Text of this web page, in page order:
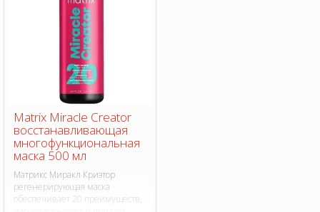
Matrix Miracle Creator
восстанавливающая
многофункциональная
маска 500 мл
Матрикс Миракл Криэтор
регенерирующая маска
обеспечивает 20 преимуществ,